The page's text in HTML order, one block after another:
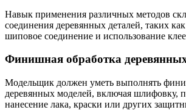
Навык применения различных методов
соединения деревянных деталей, таких
шиповое соединение и использование
Финишная обработка
Модельщик должен уметь выполнять
деревянных моделей, включая шлифовку,
нанесение лака, краски или других